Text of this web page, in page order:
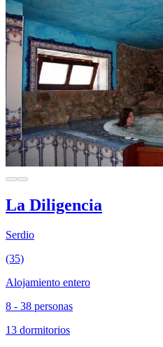
La Diligencia
Serdio
(35)
Alojamiento entero
8 - 38 personas
13 dormitorios